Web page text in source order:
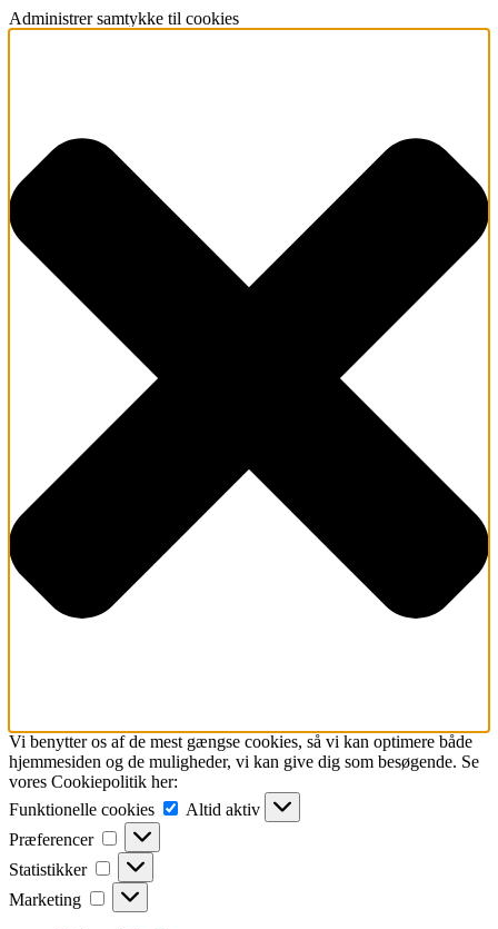
Administrer samtykke til cookies
Vi benytter os af de mest gængse cookies, så vi kan optimere både
hjemmesiden og de muligheder, vi kan give dig som besøgende. Se
vores Cookiepolitik her:
Funktionelle cookies
Funktionelle
cookies
Altid aktiv
Præferencer
Præferencer
Statistikker Statistikker
Marketing Marketing